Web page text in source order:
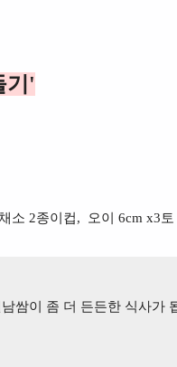
기'
소 2종이컵,
오이 6cm x3토
쌈이 좀 더 든든한 식사가